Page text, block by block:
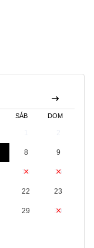
SÁB DOM
8 9
15 16
22 23
29 30